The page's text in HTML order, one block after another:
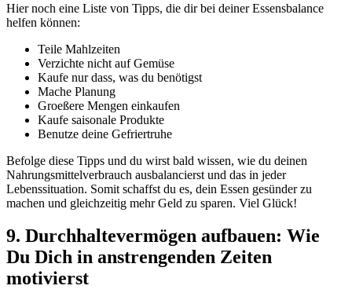
Hier noch eine Liste von Tipps, die dir bei deiner Essensbalance
helfen können:
Teile Mahlzeiten
Verzichte nicht auf Gemüse
Kaufe nur dass, was du benötigst
Mache Planung
Groeßere Mengen einkaufen
Kaufe saisonale Produkte
Benutze deine Gefriertruhe
Befolge diese Tipps und du wirst bald wissen, wie du deinen
Nahrungsmittelverbrauch ausbalancierst und das in jeder
Lebenssituation. Somit schaffst du es, dein Essen gesünder zu
machen und gleichzeitig mehr Geld zu sparen. Viel Glück!
9. Durchhaltevermögen aufbauen: Wie
Du Dich in anstrengenden Zeiten
motivierst